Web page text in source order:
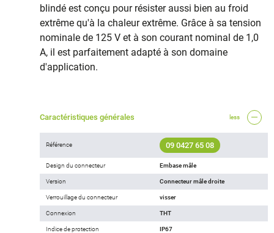
blindé est conçu pour résister aussi bien au froid
extrême qu'à la chaleur extrême. Grâce à sa tension
nominale de 125 V et à son courant nominal de 1,0
A, il est parfaitement adapté à son domaine
d'application.
Caractéristiques générales less
Référence 09 0427 65 08
Design du connecteur Embase mâle
Version Connecteur mâle droite
Verrouillage du connecteur visser
Connexion THT
Indice de protection IP67